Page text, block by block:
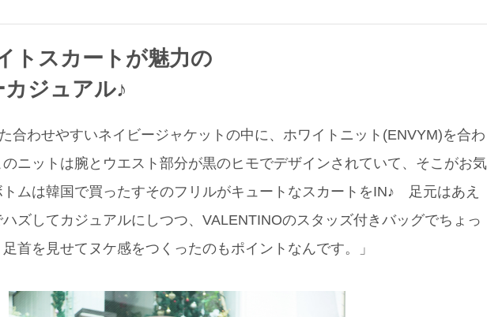
トスカートが魅力の
ジュアル♪
合わせやすいネイビージャケットの中に、ホワイトニット(ENVYM)を合わ
ニットは腕とウエスト部分が黒のヒモでデザインされていて、そこがお気
ムは韓国で買ったすそのフリルがキュートなスカートをIN♪ 足元はあえ
ズしてカジュアルにしつつ、VALENTINOのスタッズ付きバッグでちょっ
首を見せてヌケ感をつくったのもポイントなんです。」